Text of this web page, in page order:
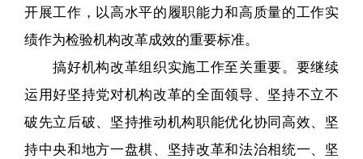
开展工作，以高水平的履职能力和高质量的工作实
绩作为检验机构改革成效的重要标准。
搞好机构改革组织实施工作至关重要。要继续
运用好坚持党对机构改革的全面领导、坚持不立不
破先立后破、坚持推动机构职能优化协同高效、坚
持中央和地方一盘棋、坚持改革和法治相统一、坚